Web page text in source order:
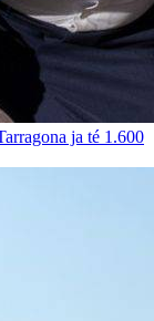
ja té 1.600